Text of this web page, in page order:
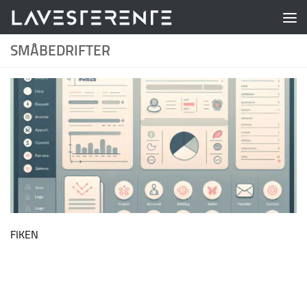
Skip to content
SMÅBEDRIFTER
FIKEN